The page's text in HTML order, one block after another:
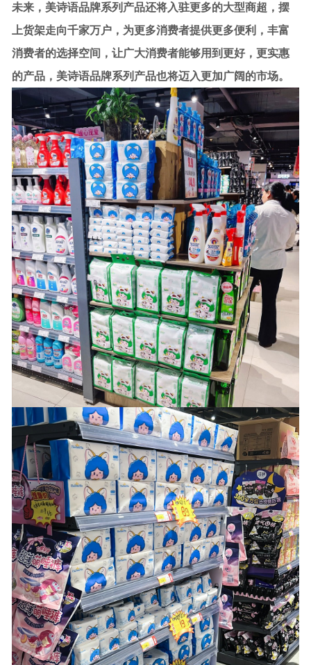
未来，美诗语品牌系列产品还将入驻更多的大型商超，摆
上货架走向千家万户，为更多消费者提供更多便利，丰富
消费者的选择空间，让广大消费者能够用到更好，更实惠
的产品，美诗语品牌系列产品也将迈入更加广阔的市场。